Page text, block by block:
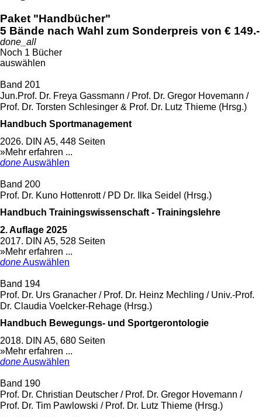
Paket "Handbücher"
5 Bände nach Wahl zum Sonderpreis von € 149.-
done_all
Noch 1 Bücher
auswählen
Band 201
Jun.Prof. Dr. Freya Gassmann / Prof. Dr. Gregor Hovemann /
Prof. Dr. Torsten Schlesinger & Prof. Dr. Lutz Thieme (Hrsg.)
Handbuch Sportmanagement
2026. DIN A5, 448 Seiten
»Mehr erfahren ...
doneAuswählen
Band 200
Prof. Dr. Kuno Hottenrott / PD Dr. Ilka Seidel (Hrsg.)
Handbuch Trainingswissenschaft - Trainingslehre
2. Auflage 2025
2017. DIN A5, 528 Seiten
»Mehr erfahren ...
doneAuswählen
Band 194
Prof. Dr. Urs Granacher / Prof. Dr. Heinz Mechling / Univ.-Prof.
Dr. Claudia Voelcker-Rehage (Hrsg.)
Handbuch Bewegungs- und Sportgerontologie
2018. DIN A5, 680 Seiten
»Mehr erfahren ...
doneAuswählen
Band 190
Prof. Dr. Christian Deutscher / Prof. Dr. Gregor Hovemann /
Prof. Dr. Tim Pawlowski / Prof. Dr. Lutz Thieme (Hrsg.)